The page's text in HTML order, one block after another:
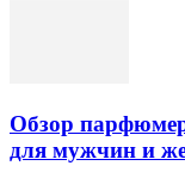
Обзор
для мужчин и